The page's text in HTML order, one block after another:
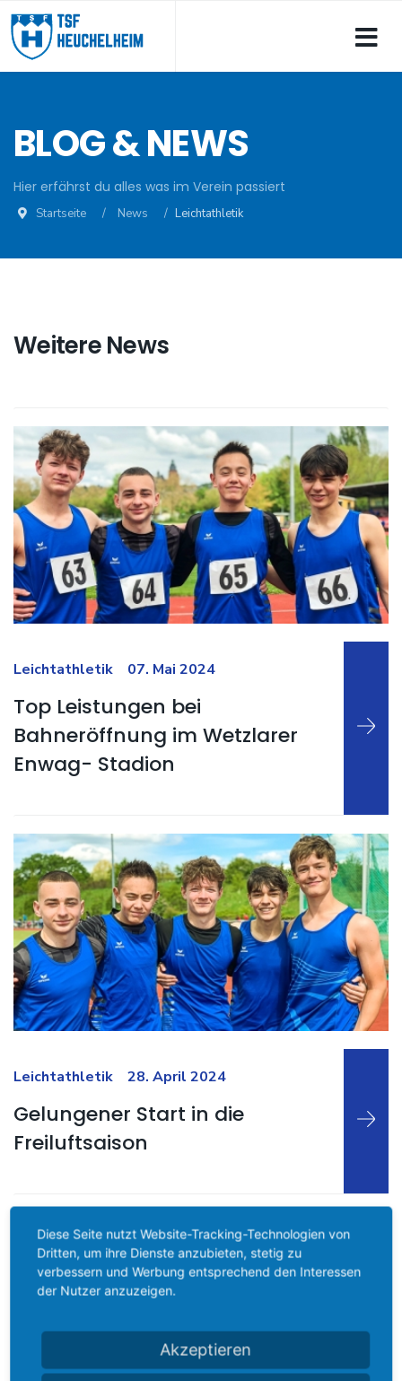
BLOG & NEWS
Hier erfährst du alles was im Verein passiert
Startseite News Leichtathletik
Weitere News
Leichtathletik 07. Mai 2024
Top Leistungen bei
Bahneröffnung im Wetzlarer
Enwag- Stadion
Leichtathletik 28. April 2024
Gelungener Start in die
Freiluftsaison
Diese Seite nutzt Website-Tracking-Technologien von
Dritten, um ihre Dienste anzubieten, stetig zu
verbessern und Werbung entsprechend den Interessen
der Nutzer anzuzeigen.
Akzeptieren